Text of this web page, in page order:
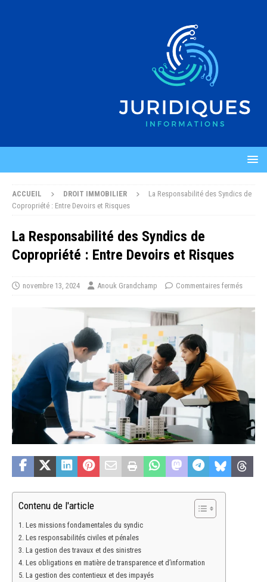
ACCUEIL DROIT IMMOBILIER
La Responsabilité des Syndics de
Copropriété : Entre Devoirs et Risques
La Responsabilité des Syndics de
Copropriété : Entre Devoirs et Risques
novembre 13, 2024 Anouk Grandchamp Commentaires fermés
Contenu de l'article
Les missions fondamentales du syndic
Les responsabilités civiles et pénales
La gestion des travaux et des sinistres
Les obligations en matière de transparence et d’information
La gestion des contentieux et des impayés